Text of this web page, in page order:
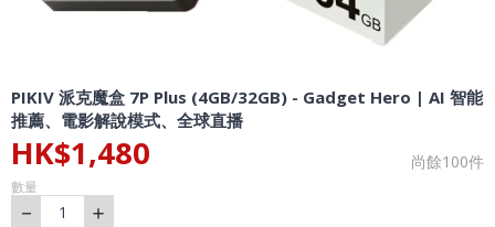
PIKIV 派克魔盒 7P Plus (4GB/32GB) - Gadget Hero | AI 智能
推薦、電影解說模式、全球直播
HK$1,480 尚餘100件
數量
－ 1 ＋